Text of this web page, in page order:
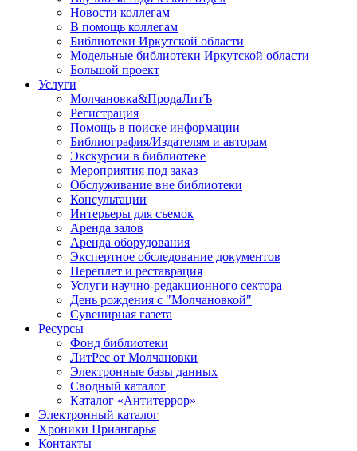
Новости коллегам
В помощь коллегам
Библиотеки Иркутской области
Модельные библиотеки Иркутской области
Большой проект
Услуги
Молчановка&ПродаЛитЪ
Регистрация
Помощь в поиске информации
Библиография/Издателям и авторам
Экскурсии в библиотеке
Мероприятия под заказ
Обслуживание вне библиотеки
Консультации
Интерьеры для съемок
Аренда залов
Аренда оборудования
Экспертное обследование документов
Переплет и реставрация
Услуги научно-редакционного сектора
День рождения с "Молчановкой"
Сувенирная газета
Ресурсы
Фонд библиотеки
ЛитРес от Молчановки
Электронные базы данных
Сводный каталог
Каталог «Антитеррор»
Электронный каталог
Хроники Приангарья
Контакты